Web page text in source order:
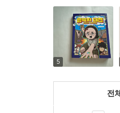
5
전